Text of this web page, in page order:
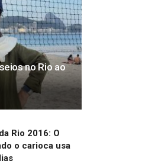
no Rio ao
Rio 2016: O
o carioca usa